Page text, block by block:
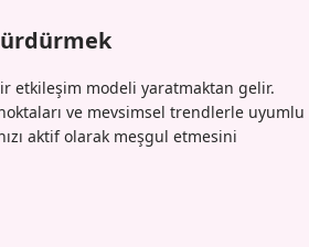
etkileşim modeli yaratmaktan gelir.
ve mevsimsel trendlerle uyumlu
aktif olarak meşgul etmesini